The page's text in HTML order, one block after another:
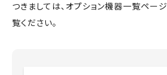
つきましては、オプション機器一覧ペー
覧ください。